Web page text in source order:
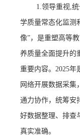
1.领导重视,
学质量常态化监测
像”，是重塑高等
养质量全面提升的
重要内容。2025
网络开展数据采集
通力协作，统筹安
好数据整理、排查
真实准确。